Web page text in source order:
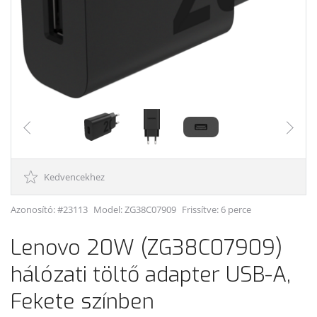
Kedvencekhez
Azonosító: #23113 Model:ZG38C07909 Frissítve: 6 perce
Lenovo 20W (ZG38C07909)
hálózati töltő adapter USB-A,
Fekete színben